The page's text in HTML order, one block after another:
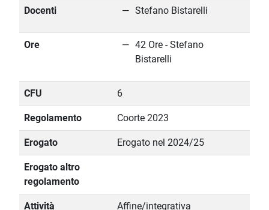
Docenti Stefano Bistarelli
Ore
42 Ore - Stefano
Bistarelli
CFU 6
Regolamento Coorte 2023
Erogato Erogato nel 2024/25
Erogato altro
regolamento
Attività Affine/integrativa